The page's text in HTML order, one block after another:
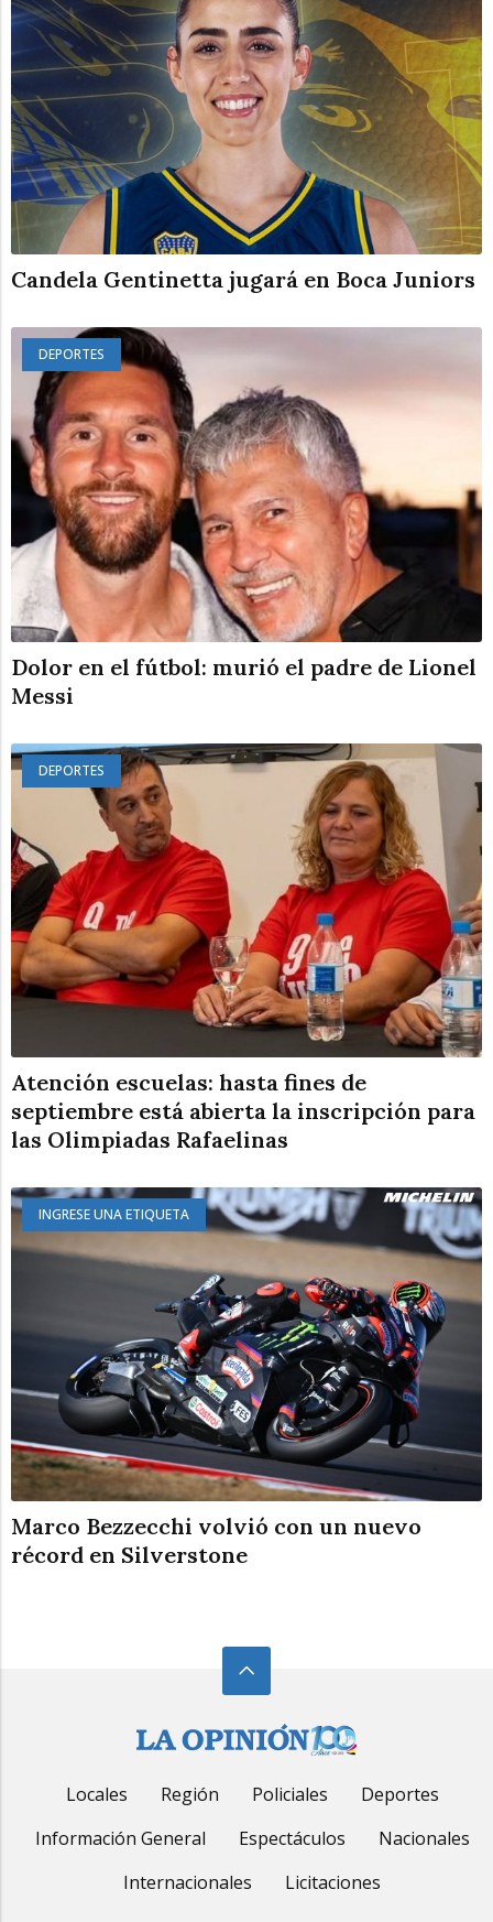
Candela Gentinetta jugará en Boca Juniors
DEPORTES
Dolor en el fútbol: murió el padre de Lionel
Messi
DEPORTES
Atención escuelas: hasta fines de
septiembre está abierta la inscripción para
las Olimpiadas Rafaelinas
INGRESE UNA ETIQUETA
Marco Bezzecchi volvió con un nuevo
récord en Silverstone
Locales Región Policiales
Deportes
Información General
Espectáculos
Nacionales
Internacionales
Licitaciones